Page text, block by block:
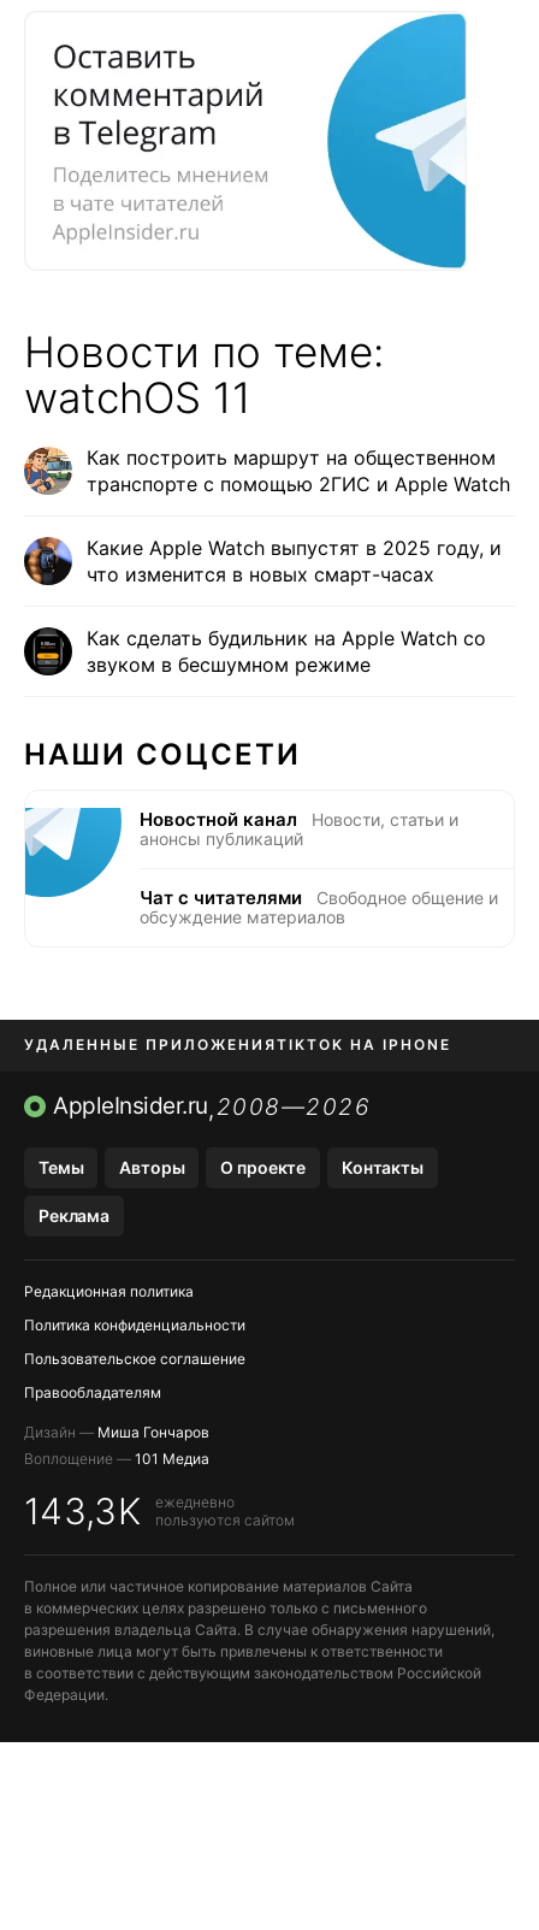
Новости по теме:
watchOS 11
Как построить маршрут на общественном
транспорте с помощью 2ГИС и Apple Watch
Какие Apple Watch выпустят в 2025 году, и
что изменится в новых смарт-часах
Как сделать будильник на Apple Watch со
звуком в бесшумном режиме
НАШИ СОЦСЕТИ
Новостной канал
Новости, статьи и
анонсы публикаций
Чат с читателями
Свободное общение и
обсуждение материалов
УДАЛЕННЫЕ ПРИЛОЖЕНИЯTIKTOK НА IPHONE
ПРИЛОЖЕНИЯ БЕЗ APP STORE
AppleInsider.ru,2008—2026
Темы Авторы О проекте Контакты
Реклама
Редакционная политика
Политика конфиденциальности
Пользовательское соглашение
Правообладателям
Дизайн — Миша Гончаров
Воплощение — 101 Медиа
143,3K
ежедневно
пользуются сайтом
Полное или частичное копирование материалов Сайта
в коммерческих целях разрешено только с письменного
разрешения владельца Сайта. В случае обнаружения нарушений,
виновные лица могут быть привлечены к ответственности
в соответствии с действующим законодательством Российской
Федерации.